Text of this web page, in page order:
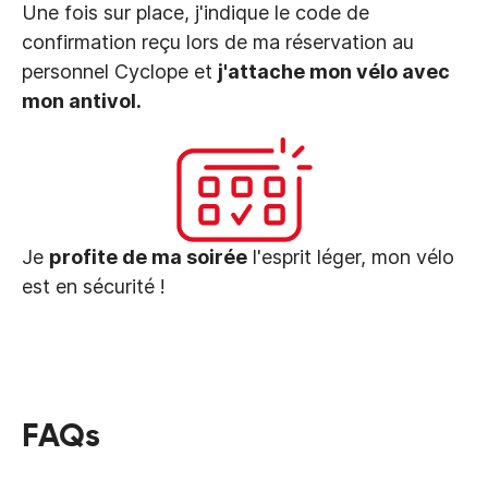
Une fois sur place, j'indique le code de
confirmation reçu lors de ma réservation au
personnel Cyclope et j'attache mon vélo avec
mon antivol.
Je profite de ma soirée l'esprit léger, mon vélo
est en sécurité !
FAQs